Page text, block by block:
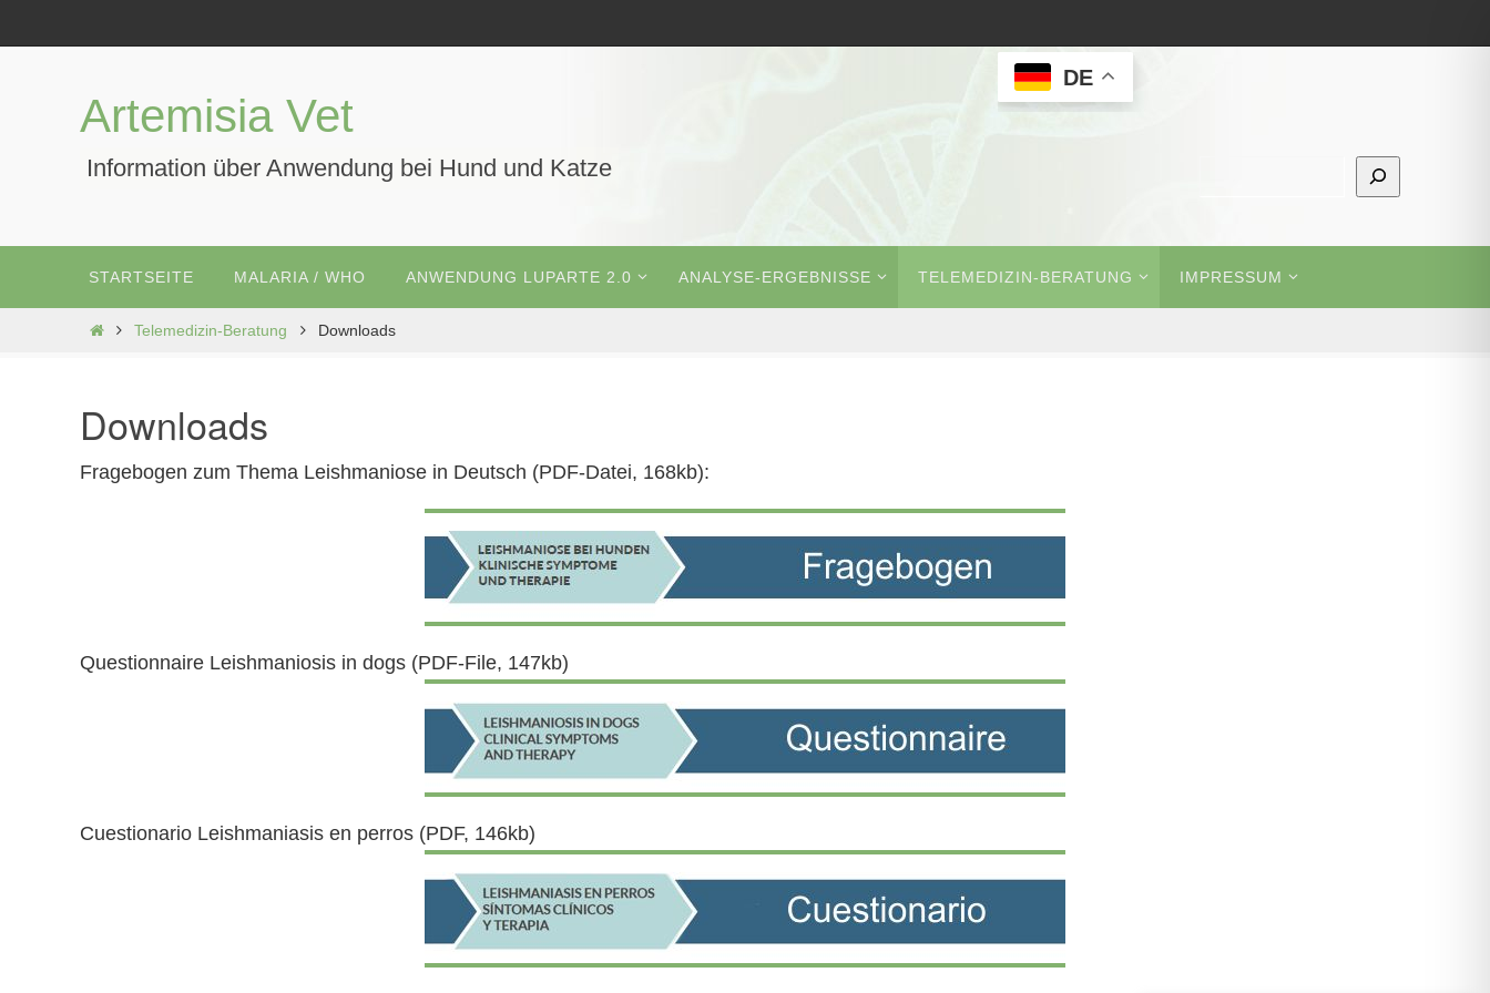
Inhalt
Artemisia Vet
Information über Anwendung bei Hund und Katze
DE
springen
STARTSEITE MALARIA / WHO ANWENDUNG LUPARTE 2.0 ANALYSE-ERGEBNISSE TELEMEDIZIN-BERATUNG IMPRESSUM
StartTelemedizin-Beratung Downloads
Downloads
Fragebogen zum Thema Leishmaniose in Deutsch (PDF-Datei, 168kb):
Questionnaire Leishmaniosis in dogs (PDF-File, 147kb)
Cuestionario Leishmaniasis en perros (PDF, 146kb)